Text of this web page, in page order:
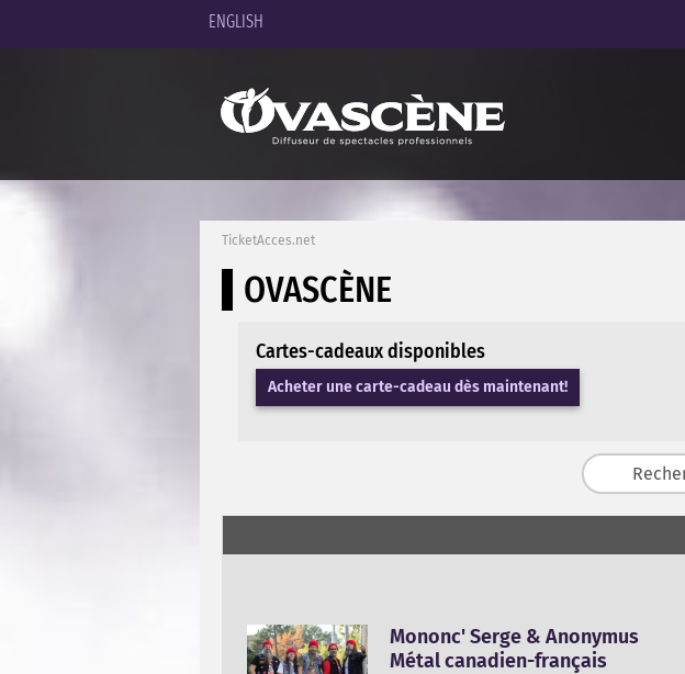
ENGLISH
TicketAcces.net
OVASCÈNE
Cartes-cadeaux disponibles
Acheter une carte-cadeau dès maintenant!
Mononc' Serge & Anonymus
Métal canadien-français